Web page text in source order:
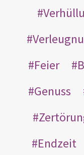
Feier
Genuss
Endzeit